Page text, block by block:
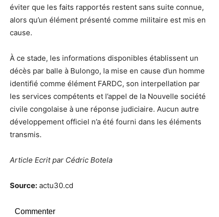
éviter que les faits rapportés restent sans suite connue,
alors qu’un élément présenté comme militaire est mis en
cause.
À ce stade, les informations disponibles établissent un
décès par balle à Bulongo, la mise en cause d’un homme
identifié comme élément FARDC, son interpellation par
les services compétents et l’appel de la Nouvelle société
civile congolaise à une réponse judiciaire. Aucun autre
développement officiel n’a été fourni dans les éléments
transmis.
Article Ecrit par Cédric Botela
Source: actu30.cd
Commenter